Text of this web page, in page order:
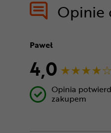
Opinie
Paweł
4,0
Opinia
zakupem